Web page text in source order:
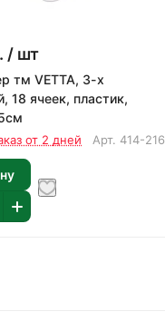
/ шт
тм VETTA, 3-х
18 ячеек, пластик,
от 2 дней Арт. 414-216